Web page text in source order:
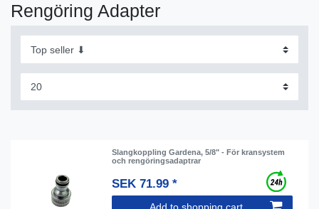
Rengöring Adapter
Slangkoppling Gardena, 5/8" - För kransystem
och rengöringsadaptrar
SEK 71.99 *